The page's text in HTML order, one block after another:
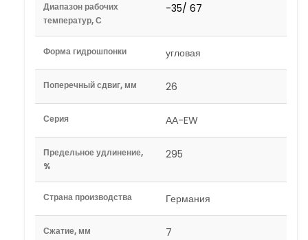
Диапазон рабочих
температур, С
-35/ 67
Форма гидрошпонки угловая
Поперечный сдвиг, мм 26
Серия АА-EW
Предельное удлинение,
%
295
Страна производства Германия
Сжатие, мм 7